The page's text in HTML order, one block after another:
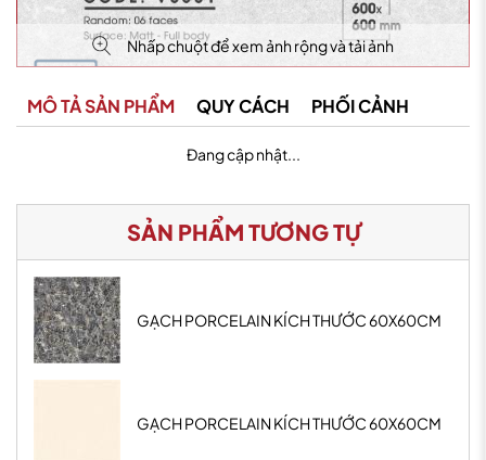
Nhấp chuột để xem ảnh rộng và tải ảnh
MÔ TẢ SẢN PHẨM QUY CÁCH PHỐI CẢNH
Đang cập nhật...
SẢN PHẨM TƯƠNG TỰ
GẠCH PORCELAIN KÍCH THƯỚC 60X60CM
GẠCH PORCELAIN KÍCH THƯỚC 60X60CM